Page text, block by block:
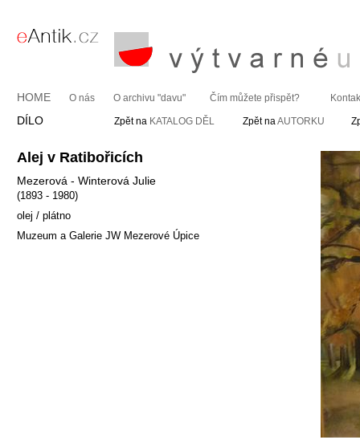
HOME O nás O archivu "davu" Čím můžete přispět?
DÍLO Zpět na KATALOG DĚL Zpět naAUTORKU
Alej v Ratibořicích
Mezerová - Winterová Julie
(1893 - 1980)
olej / plátno
Muzeum a Galerie JW Mezerové Úpice